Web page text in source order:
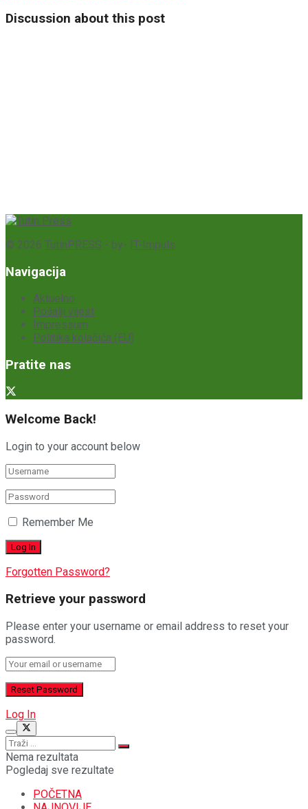
Discussion about this post
© 2026 TutinPRESS - by- IT-Impuls
Navigacija
Aktuelno
Pošalji vijest
Impressum
Politika kolačića (EU)
Pratite nas
Welcome Back!
Login to your account below
Remember Me
Forgotten Password?
Retrieve your password
Please enter your username or email address to reset your
password.
Log In
Nema rezultata
Pogledaj sve rezultate
POČETNA